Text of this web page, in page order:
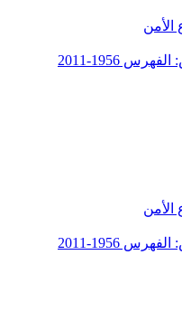
1956-2011
1956-2011